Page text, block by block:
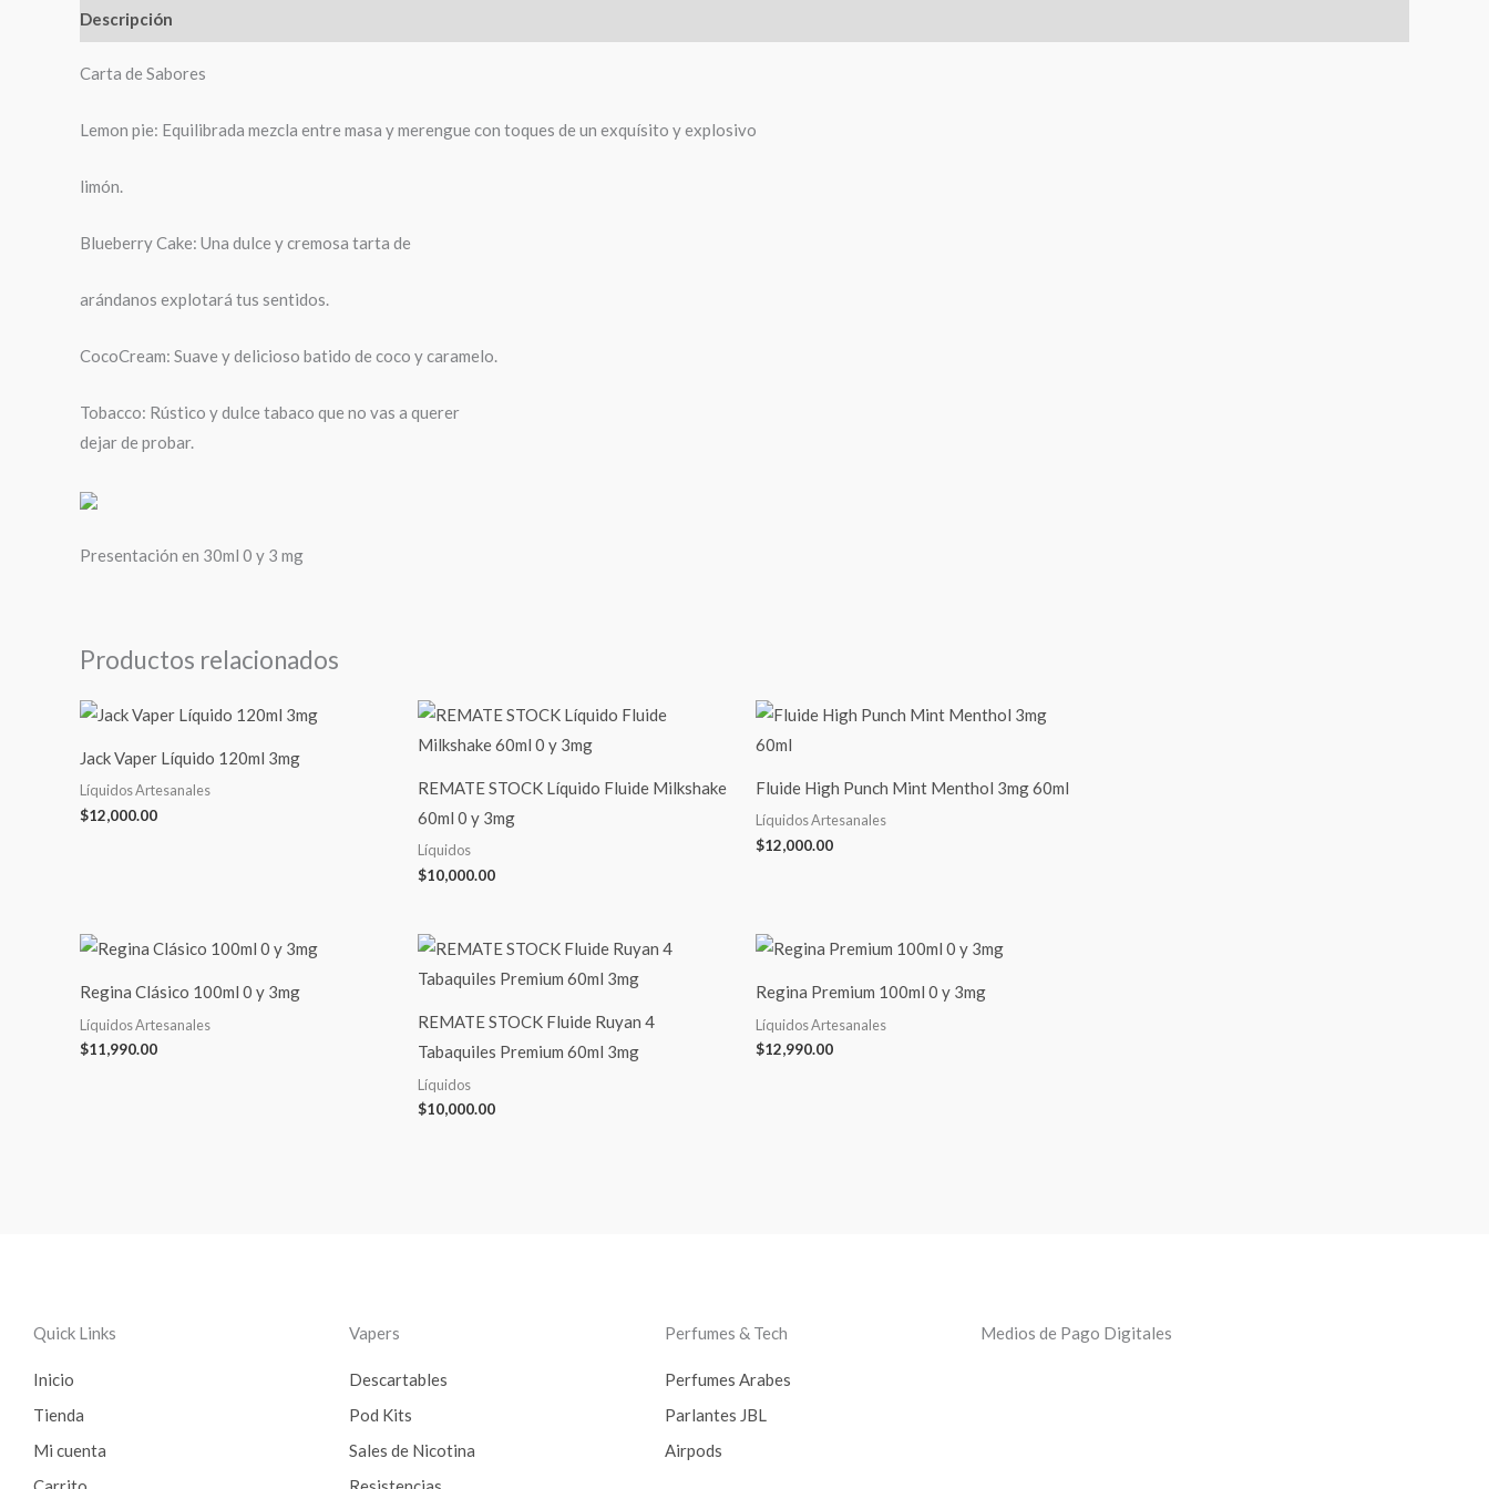
Descripción
Carta de Sabores
Lemon pie: Equilibrada mezcla entre masa y merengue con toques de un exquísito y explosivo
limón.
Blueberry Cake: Una dulce y cremosa tarta de
arándanos explotará tus sentidos.
CocoCream: Suave y delicioso batido de coco y caramelo.
Tobacco: Rústico y dulce tabaco que no vas a querer
dejar de probar.
Presentación en 30ml 0 y 3 mg
Productos relacionados
Jack Vaper Líquido 120ml 3mg
Líquidos Artesanales
$12,000.00
REMATE STOCK Líquido Fluide Milkshake
60ml 0 y 3mg
Líquidos
$10,000.00
Fluide High Punch Mint Menthol 3mg 60ml
Líquidos Artesanales
$12,000.00
Regina Clásico 100ml 0 y 3mg
Líquidos Artesanales
$11,990.00
REMATE STOCK Fluide Ruyan 4
Tabaquiles Premium 60ml 3mg
Líquidos
$10,000.00
Regina Premium 100ml 0 y 3mg
Líquidos Artesanales
$12,990.00
Quick Links
Inicio
Tienda
Mi cuenta
Vapers
Descartables
Pod Kits
Sales de Nicotina
Perfumes & Tech
Perfumes Arabes
Parlantes JBL
Airpods
Medios de Pago Digitales